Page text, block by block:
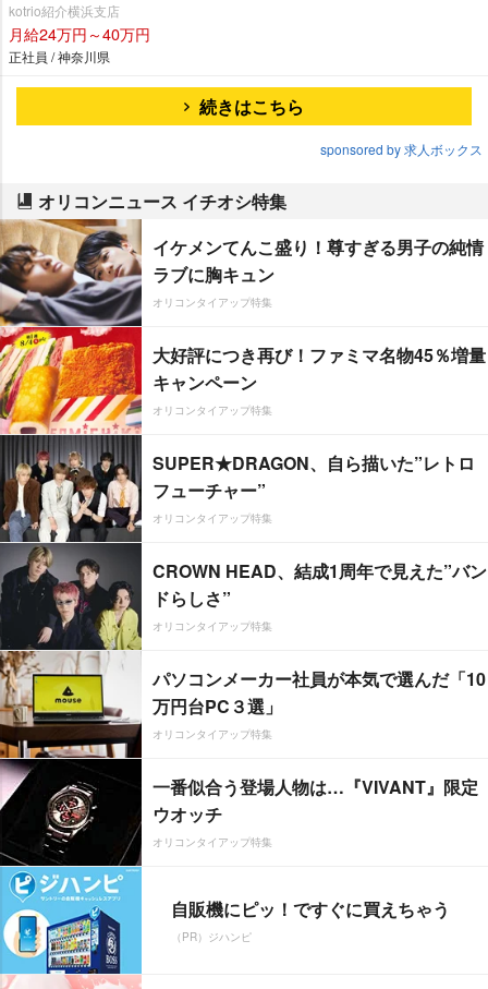
kotrio紹介横浜支店
月給24万円～40万円
正社員 / 神奈川県
続きはこちら
sponsored by 求人ボックス
オリコンニュース イチオシ特集
イケメンてんこ盛り！尊すぎる男子の純情
ラブに胸キュン
オリコンタイアップ特集
大好評につき再び！ファミマ名物45％増量
キャンペーン
オリコンタイアップ特集
SUPER★DRAGON、自ら描いた”レトロ
フューチャー”
オリコンタイアップ特集
CROWN HEAD、結成1周年で見えた”バン
ドらしさ”
オリコンタイアップ特集
パソコンメーカー社員が本気で選んだ「10
万円台PC３選」
オリコンタイアップ特集
一番似合う登場人物は…『VIVANT』限定
ウオッチ
オリコンタイアップ特集
自販機にピッ！ですぐに買えちゃう
（PR）ジハンピ